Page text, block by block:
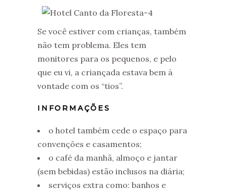
Se você estiver com crianças, também
não tem problema. Eles tem
monitores para os pequenos, e pelo
que eu vi, a criançada estava bem à
vontade com os “tios”.
INFORMAÇÕES
o hotel também cede o espaço para
convenções e casamentos;
o café da manhã, almoço e jantar
(sem bebidas) estão inclusos na diária;
serviços extra como: banhos e